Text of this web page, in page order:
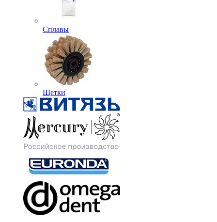
Сплавы
Щетки